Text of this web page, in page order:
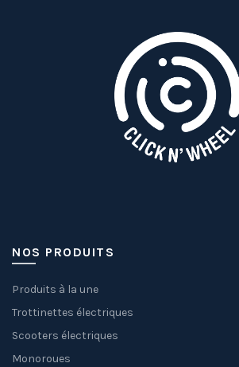
NOS PRODUITS
Produits à la une
Trottinettes électriques
Scooters électriques
Monoroues